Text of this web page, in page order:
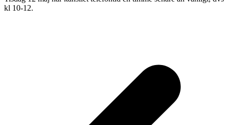
kl 10-12.